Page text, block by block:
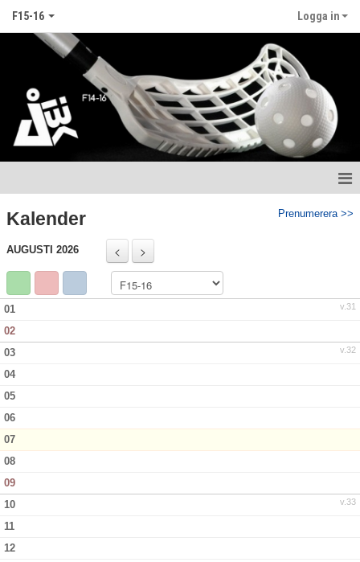
F15-16 Logga in
Kalender
Matcher
Truppen
Bildgalleri
Dokument
Prenumerera >>
Kalender
AUGUSTI 2026
v.31
01
02
v.32
03
04
05
06
07
08
09
v.33
10
11
12